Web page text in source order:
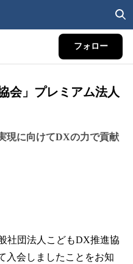
フォロー
会」プレミアム法人
現に向けてDXの力で貢献
社団法人こどもDX推進協
入会しましたことをお知